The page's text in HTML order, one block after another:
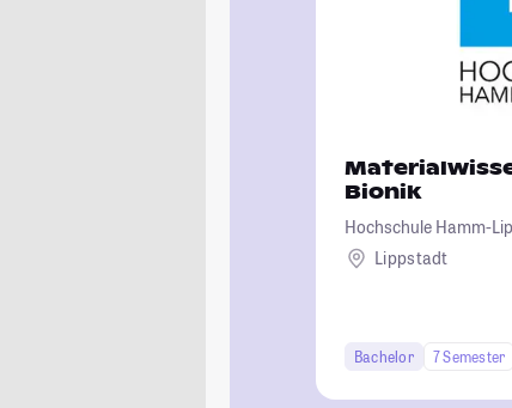
Bionik
Hochschule Hamm-
Lippstadt
Bachelor 7 Semester